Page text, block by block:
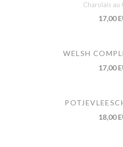
Charolais au
17,00
WELSH
17,00
18,00